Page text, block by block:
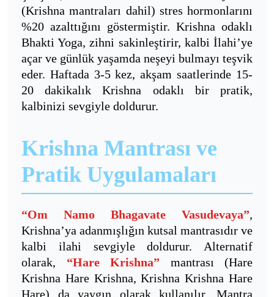
(Krishna mantraları dahil) stres hormonlarını
%20 azalttığını göstermiştir. Krishna odaklı
Bhakti Yoga, zihni sakinleştirir, kalbi İlahi’ye
açar ve günlük yaşamda neşeyi bulmayı teşvik
eder. Haftada 3-5 kez, akşam saatlerinde 15-
20 dakikalık Krishna odaklı bir pratik,
kalbinizi sevgiyle doldurur.
Krishna Mantrası ve
Pratik Uygulamaları
“Om Namo Bhagavate Vasudevaya”,
Krishna’ya adanmışlığın kutsal mantrasıdır ve
kalbi ilahi sevgiyle doldurur. Alternatif
olarak, “Hare Krishna” mantrası (Hare
Krishna Hare Krishna, Krishna Krishna Hare
Hare) da yaygın olarak kullanılır. Mantra